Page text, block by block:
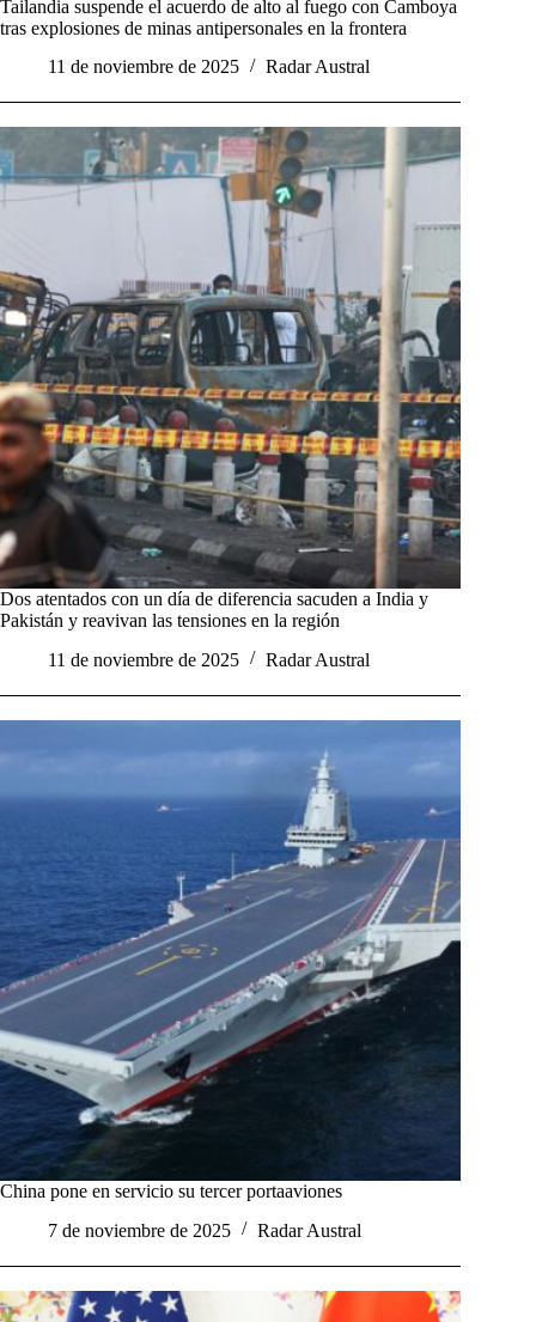
Tailandia suspende el acuerdo de alto al fuego con Camboya
tras explosiones de minas antipersonales en la frontera
11 de noviembre de 2025
Radar Austral
Dos atentados con un día de diferencia sacuden a India y
Pakistán y reavivan las tensiones en la región
11 de noviembre de 2025
Radar Austral
China pone en servicio su tercer portaaviones
7 de noviembre de 2025
Radar Austral